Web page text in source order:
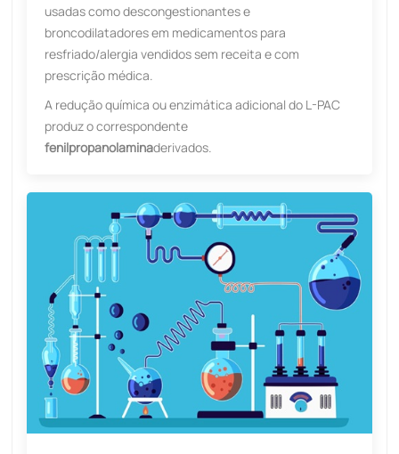
usadas como descongestionantes e
broncodilatadores em medicamentos para
resfriado/alergia vendidos sem receita e com
prescrição médica.
A redução química ou enzimática adicional do L-PAC
produz o correspondente ​
fenilpropanolaminaderivados.